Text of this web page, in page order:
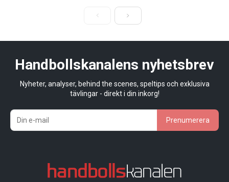
Handbollskanalens nyhetsbrev
Nyheter, analyser, behind the scenes, speltips och exklusiva
tävlingar - direkt i din inkorg!
Prenumerera